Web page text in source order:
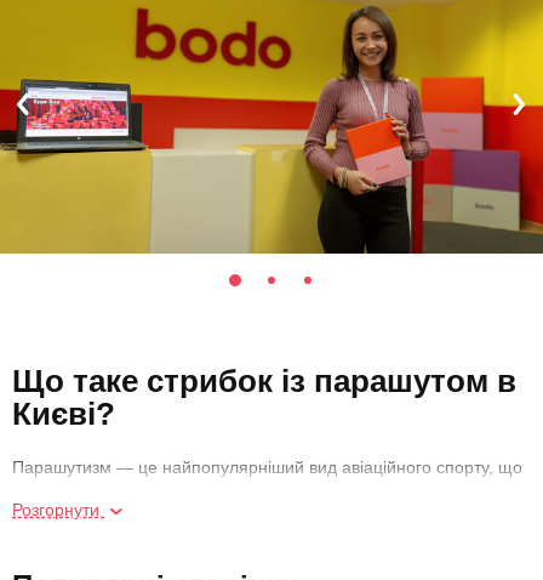
Що таке стрибок із парашутом в
Києві?
Парашутизм — це найпопулярніший вид авіаційного спорту, що
спортсмени піднімаються на висоту близько 4000 метрів, де за
Розгорнути